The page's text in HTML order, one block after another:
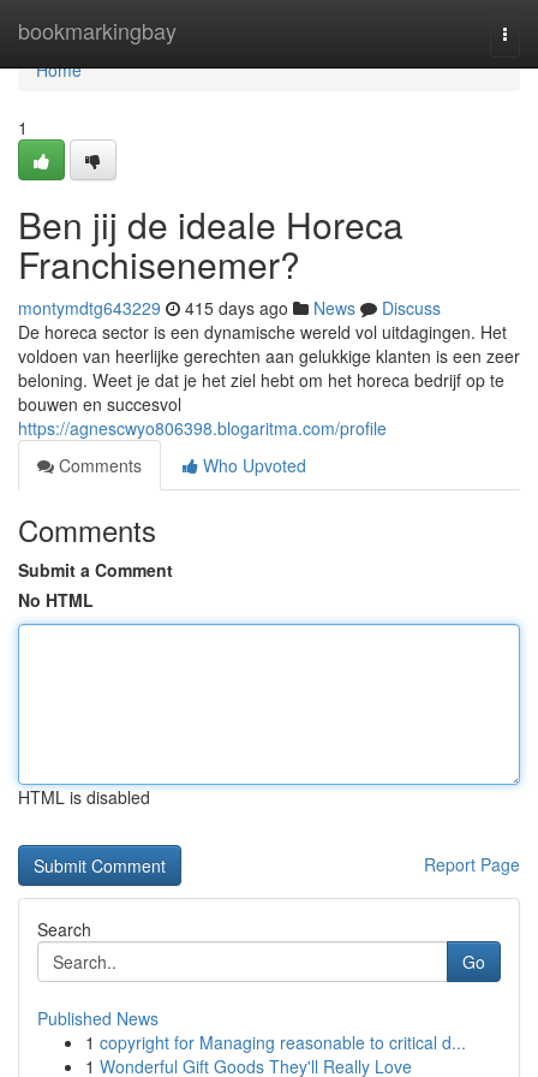
bookmarkingbay
Home
Home
1
Ben jij de ideale Horeca
Franchisenemer?
montymdtg643229 415 days ago News
Discuss
De horeca sector is een dynamische wereld vol uitdagingen. Het
voldoen van heerlijke gerechten aan gelukkige klanten is een zeer
beloning. Weet je dat je het ziel hebt om het horeca bedrijf op te
bouwen en succesvol
https://agnescwyo806398.blogaritma.com/profile
Comments
Who Upvoted
Comments
Submit a Comment
No HTML
HTML is disabled
Report Page
Search
Go
Published News
1 copyright for Managing reasonable to critical d...
1 Wonderful Gift Goods They'll Really Love